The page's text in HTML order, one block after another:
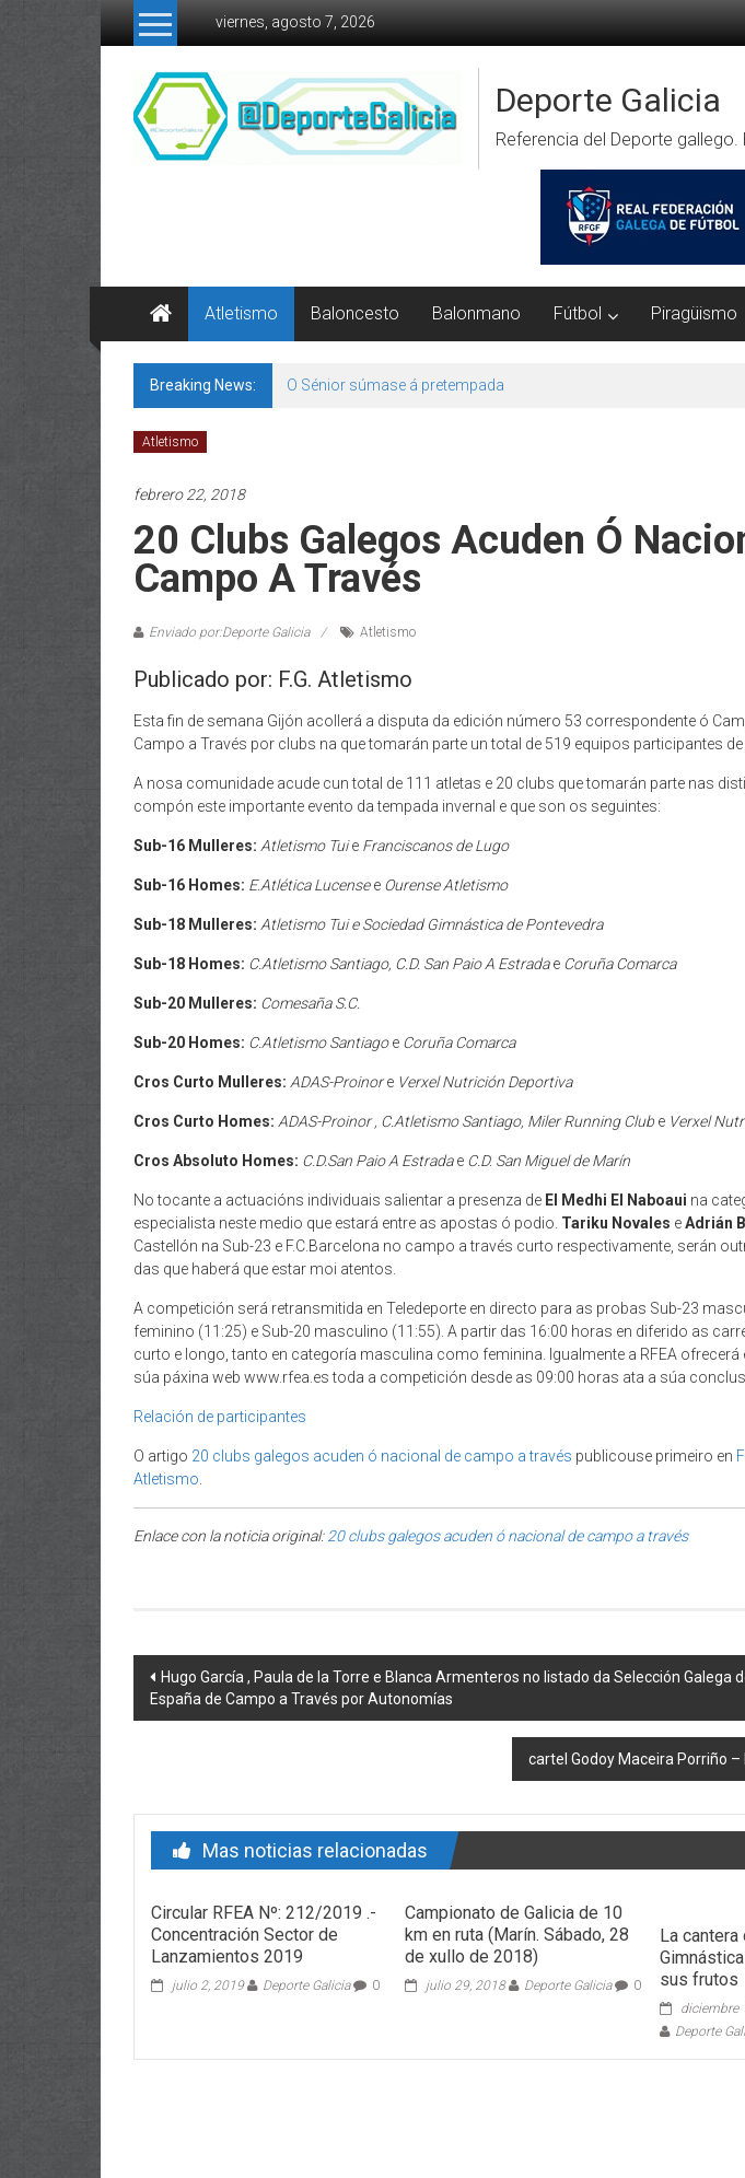
Skip to content
viernes, agosto 7, 2026
Deporte Galicia
Referencia del Deporte gallego.
Atletismo Baloncesto Balonmano Fútbol Piragüismo
Breaking News: O Sénior súmase á pretempada
Atletismo
febrero 22, 2018
20 Clubs Galegos Acuden Ó
Campo A Través
Enviado por:Deporte Galicia Atletismo
Publicado por: F.G. Atletismo
Esta fin de semana Gijón acollerá a disputa da edición número 53 correspondente ó
Campo a Través por clubs na que tomarán parte un total de 519 equipos participantes
A nosa comunidade acude cun total de 111 atletas e 20 clubs que tomarán parte nas
compón este importante evento da tempada invernal e que son os seguintes:
Sub-16 Mulleres: Atletismo Tuie Franciscanos de Lugo
Sub-16 Homes: E.Atlética Lucensee Ourense Atletismo
Sub-18 Mulleres: Atletismo Tui e Sociedad Gimnástica de Pontevedra
Sub-18 Homes: C.Atletismo Santiago, C.D. San Paio A Estradae Coruña Comarca
Sub-20 Mulleres: Comesaña S.C.
Sub-20 Homes: C.Atletismo Santiagoe Coruña Comarca
Cros Curto Mulleres: ADAS-Proinore Verxel Nutrición Deportiva
Cros Curto Homes: ADAS-Proinor , C.Atletismo Santiago, Miler Running Club e Verxel
Cros Absoluto Homes: C.D.San Paio A Estradae C.D. San Miguel de Marín
No tocante a actuacións individuais salientar a presenza de El Medhi El Naboaui na
especialista neste medio que estará entre as apostas ó podio. Tariku Novales eAdrián
Castellón na Sub-23 e F.C.Barcelona no campo a través curto respectivamente, serán
das que haberá que estar moi atentos.
A competición será retransmitida en Teledeporte en directo para as probas Sub-23
feminino (11:25) e Sub-20 masculino (11:55). A partir das 16:00 horas en diferido as
curto e longo, tanto en categoría masculina como feminina. Igualmente a RFEA ofrecerá
súa páxina web www.rfea.es toda a competición desde as 09:00 horas ata a súa
Relación de participantes
O artigo 20 clubs galegos acuden ó nacional de campo a través publicouse primeiro en
Atletismo
Enlace con la noticia original:20 clubs galegos acuden ó nacional de campo a través
Post navigation
Hugo García , Paula de la Torre e Blanca Armenteros no listado da Selección Galega
España de Campo a Través por Autonomías
cartel Godoy Maceira Porriño –
Mas noticias relacionadas
Circular RFEA Nº: 212/2019 .-
Concentración Sector de
Lanzamientos 2019
julio 2, 2019 Deporte Galicia 0
Campionato de Galicia de 10
km en ruta (Marín. Sábado, 28
de xullo de 2018)
julio 29, 2018 Deporte Galicia 0
La
sus frutos
diciembre
Deporte